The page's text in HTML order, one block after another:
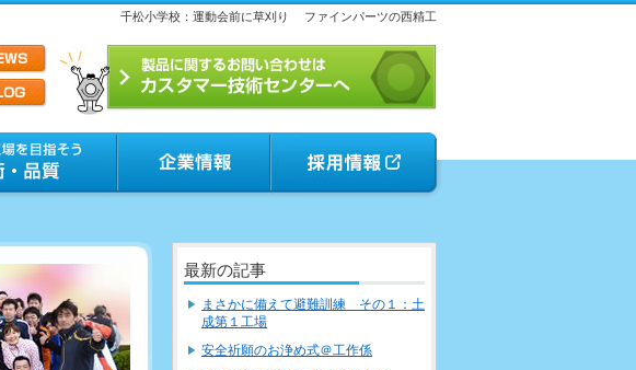
千松小学校：運動会前に草刈り ファインパーツの西精工
最新の記事
まさかに備えて避難訓練 その１：土
成第１工場
安全祈願のお浄め式＠工作係